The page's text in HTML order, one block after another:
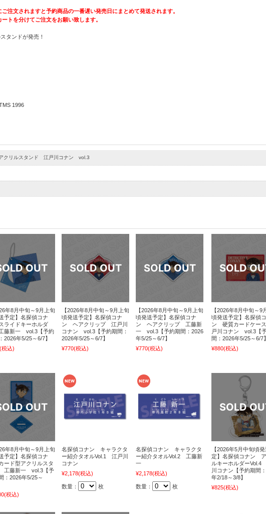
注文されますと予約商品の一番遅い発売日にまとめて発送されます。
トを分けてご注文をお願い致します。
タンドが発売！
1996
クリルスタンド 江戸川コナン vol.3
年8月中旬～9月上旬
予定】名探偵コナ
ライドキーホルダ
藤新一 vol.3【予約
2026年5/25～6/7】
(税込)
【2026年8月中旬～9月上旬
頃発送予定】名探偵コナ
ン ヘアクリップ 江戸川
コナン vol.3【予約期間：
2026年5/25～6/7】
¥770(税込)
【2026年8月中旬～9月上旬
頃発送予定】名探偵コナ
ン ヘアクリップ 工藤新
一 vol.3【予約期間：2026
年5/25～6/7】
¥770(税込)
【2026年8月中旬～9
頃発送予定】名探偵
ン 硬質カードケー
戸川コナン vol.3【
間：2026年5/25～6/7】
¥880(税込)
年8月中旬～9月上旬
予定】名探偵コナ
ード型アクリルスタ
工藤新一 vol.3【予
：2026年5/25～
(税込)
名探偵コナン キャラクタ
ー紹介タオルVol.1 江戸川
コナン
¥2,178(税込)
数量： 枚
名探偵コナン キャラクタ
ー紹介タオルVol.2 工藤新
一
¥2,178(税込)
数量： 枚
【2026年5月中旬頃
定】名探偵コナン ア
ルキーホルダー
川コナン【予約期間
年2/18～3/8】
¥825(税込)